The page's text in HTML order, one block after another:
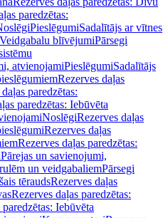
paredzētas:
PieslēgumiSadalītājs ar vītnes
Veidgabalu blīvējumiPārsegi
atvienojamiPieslēgumiSadalītājs
Rezerves daļas
paredzētas:
paredzētas: Iebūvēta
NoslēgiRezerves daļas
Rezerves daļas
Rezerves daļas paredzētas:
Pārejas un savienojumi,
un veidgabaliemPārsegi
tēraudsRezerves daļas
Rezerves daļas paredzētas:
Iebūvēta